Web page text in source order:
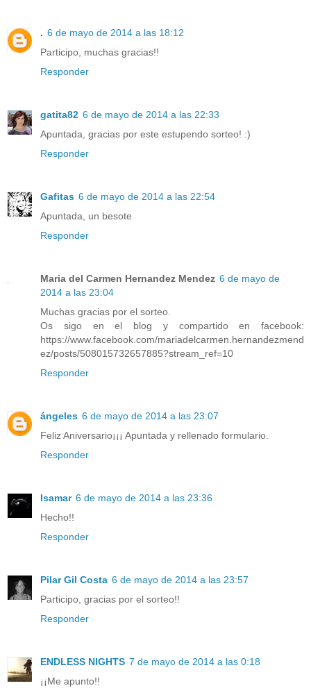
. 6 de mayo de 2014 a las 18:12
Participo, muchas gracias!!
Responder
gatita82 6 de mayo de 2014 a las 22:33
Apuntada, gracias por este estupendo sorteo! :)
Responder
Gafitas 6 de mayo de 2014 a las 22:54
Apuntada, un besote
Responder
Maria del Carmen Hernandez Mendez 6 de mayo de
2014 a las 23:04
Muchas gracias por el sorteo.
Os sigo en el blog y compartido en facebook:
https://www.facebook.com/mariadelcarmen.hernandezmend
ez/posts/508015732657885?stream_ref=10
Responder
ángeles 6 de mayo de 2014 a las 23:07
Feliz Aniversario¡¡¡ Apuntada y rellenado formulario.
Responder
Isamar 6 de mayo de 2014 a las 23:36
Hecho!!
Responder
Pilar Gil Costa 6 de mayo de 2014 a las 23:57
Participo, gracias por el sorteo!!
Responder
ENDLESS NIGHTS 7 de mayo de 2014 a las 0:18
¡¡Me apunto!!